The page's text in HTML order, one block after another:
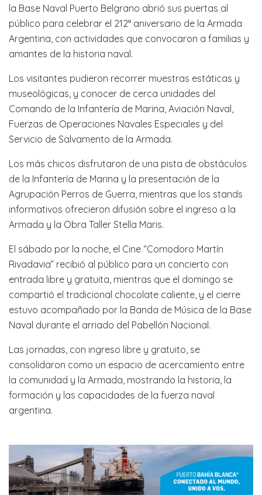
la Base Naval Puerto Belgrano abrió sus puertas al
público para celebrar el 212° aniversario de la Armada
Argentina, con actividades que convocaron a familias y
amantes de la historia naval.
Los visitantes pudieron recorrer muestras estáticas y
museológicas, y conocer de cerca unidades del
Comando de la Infantería de Marina, Aviación Naval,
Fuerzas de Operaciones Navales Especiales y del
Servicio de Salvamento de la Armada.
Los más chicos disfrutaron de una pista de obstáculos
de la Infantería de Marina y la presentación de la
Agrupación Perros de Guerra, mientras que los stands
informativos ofrecieron difusión sobre el ingreso a la
Armada y la Obra Taller Stella Maris.
El sábado por la noche, el Cine “Comodoro Martín
Rivadavia” recibió al público para un concierto con
entrada libre y gratuita, mientras que el domingo se
compartió el tradicional chocolate caliente, y el cierre
estuvo acompañado por la Banda de Música de la Base
Naval durante el arriado del Pabellón Nacional.
Las jornadas, con ingreso libre y gratuito, se
consolidaron como un espacio de acercamiento entre
la comunidad y la Armada, mostrando la historia, la
formación y las capacidades de la fuerza naval
argentina.